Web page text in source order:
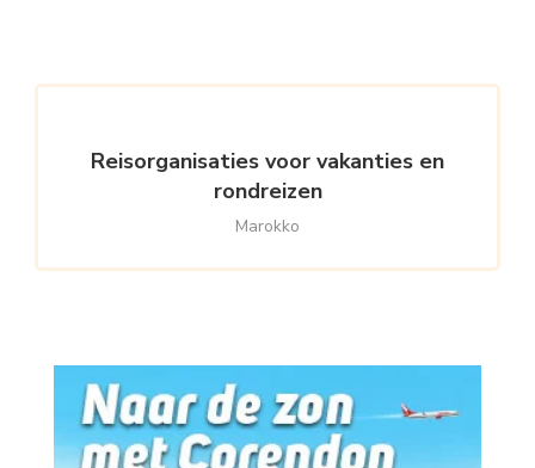
Reisorganisaties voor vakanties en
rondreizen
Marokko